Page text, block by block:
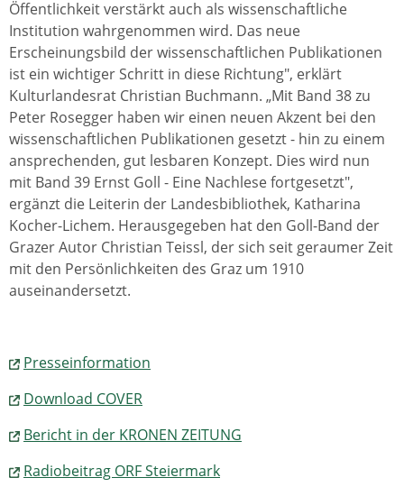
Öffentlichkeit verstärkt auch als wissenschaftliche
Institution wahrgenommen wird. Das neue
Erscheinungsbild der wissenschaftlichen Publikationen
ist ein wichtiger Schritt in diese Richtung", erklärt
Kulturlandesrat Christian Buchmann. „Mit Band 38 zu
Peter Rosegger haben wir einen neuen Akzent bei den
wissenschaftlichen Publikationen gesetzt - hin zu einem
ansprechenden, gut lesbaren Konzept. Dies wird nun
mit Band 39 Ernst Goll - Eine Nachlese fortgesetzt",
ergänzt die Leiterin der Landesbibliothek, Katharina
Kocher-Lichem. Herausgegeben hat den Goll-Band der
Grazer Autor Christian Teissl, der sich seit geraumer Zeit
mit den Persönlichkeiten des Graz um 1910
auseinandersetzt.
Presseinformation
Download COVER
Bericht in der KRONEN ZEITUNG
Radiobeitrag ORF Steiermark